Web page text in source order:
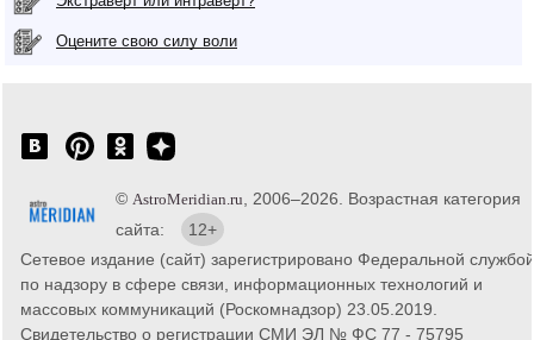
Оцените свою силу воли
© AstroMeridian.ru , 2006–2026. Возрастная категория
сайта:
12+
Сетевое издание (сайт) зарегистрировано Федеральной службой
по надзору в сфере связи, информационных технологий и
массовых коммуникаций (Роскомнадзор) 23.05.2019.
Свидетельство о регистрации СМИ ЭЛ № ФС 77 - 75795